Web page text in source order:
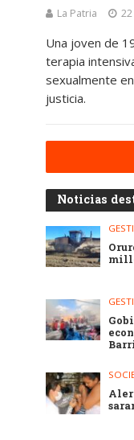
La Patria
Una joven de
terapia
sexualmente
justicia.
Noticias